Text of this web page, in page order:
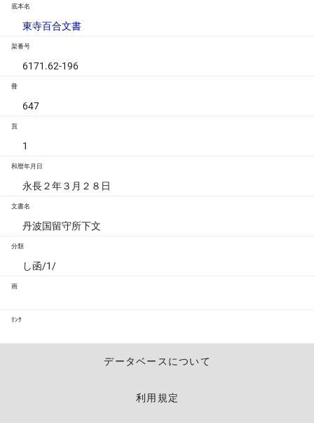
底本名
東寺百合文書
架番号
6171.62-196
冊
647
頁
1
和暦年月日
永長２年３月２８日
文書名
丹波国留守所下文
分類
し函/1/
画
ﾘﾝｸ
データベースについて
利用規定